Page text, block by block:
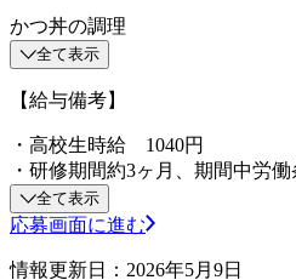
かつ丼の調理
全て表示
【給与備考】
・高校生時給 1040円
・研修期間約3ヶ月、期間中労
全て表示
応募画面に進む
情報更新日：2026年5月9日